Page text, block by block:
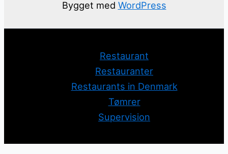
Bygget med WordPress
Restaurant
Restauranter
Restaurants in Denmark
Tømrer
Supervision